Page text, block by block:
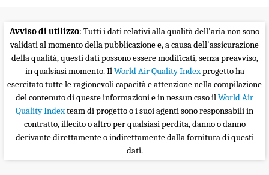
Avviso di utilizzo: Tutti i dati relativi alla qualità dell'aria non sono
validati al momento della pubblicazione e, a causa dell'assicurazione
della qualità, questi dati possono essere modificati, senza preavviso,
in qualsiasi momento. IlWorld Air Quality Indexprogetto ha
esercitato tutte le ragionevoli capacità e attenzione nella compilazione
del contenuto di queste informazioni e in nessun caso ilWorld Air
Quality Indexteam di progetto o i suoi agenti sono responsabili in
contratto, illecito o altro per qualsiasi perdita, danno o danno
derivante direttamente o indirettamente dalla fornitura di questi
dati.